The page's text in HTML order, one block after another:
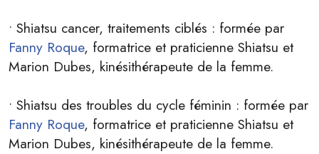
• Shiatsu cancer, traitements ciblés : formée par
Fanny Roque, formatrice et praticienne Shiatsu et
Marion Dubes, kinésithérapeute de la femme.
• Shiatsu des troubles du cycle féminin : formée par
Fanny Roque, formatrice et praticienne Shiatsu et
Marion Dubes, kinésithérapeute de la femme.